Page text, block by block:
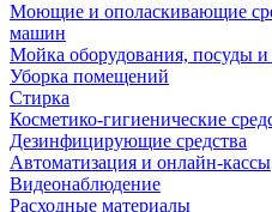
Моющие и ополаскивающие
машин
Мойка оборудования, посуды и
Уборка помещений
Стирка
Косметико-гигиенические
Дезинфицирующие средства
Автоматизация и онлайн-кассы
Видеонаблюдение
Расходные материалы